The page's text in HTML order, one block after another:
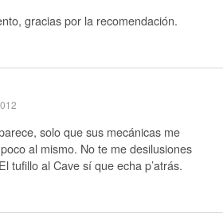
gracias por la recomendación.
solo que sus mecánicas me
al mismo. No te me desilusiones
tufillo al Cave sí que echa p’atrás.